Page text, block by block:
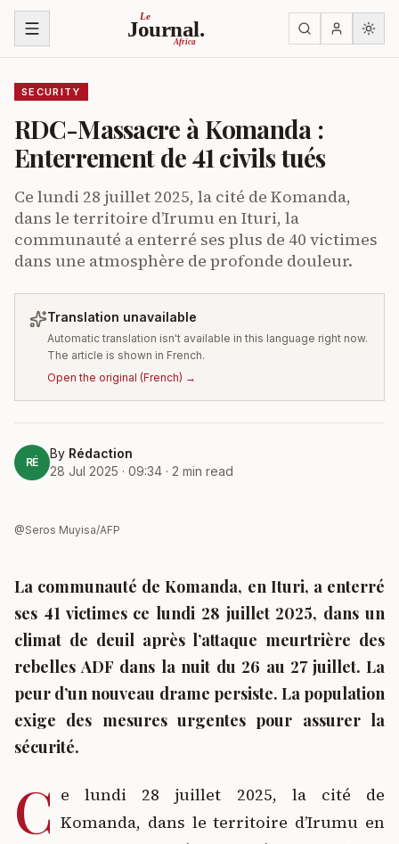
Skip to content Le
Journal.
Africa
SECURITY
RDC-Massacre à Komanda :
Enterrement de 41 civils tués
Ce lundi 28 juillet 2025, la cité de Komanda,
dans le territoire d’Irumu en Ituri, la
communauté a enterré ses plus de 40 victimes
dans une atmosphère de profonde douleur.
Translation unavailable
Automatic translation isn't available in this language right now.
The article is shown in French.
Open the original (French) →
RÉ
By Rédaction
28 Jul 2025 · 09:34 · 2 min read
@Seros Muyisa/AFP
La communauté de Komanda, en Ituri, a enterré
ses 41 victimes ce lundi 28 juillet 2025, dans un
climat de deuil après l’attaque meurtrière des
rebelles ADF dans la nuit du 26 au 27 juillet. La
peur d’un nouveau drame persiste. La population
exige des mesures urgentes pour assurer la
sécurité.
C e lundi 28 juillet 2025, la cité de
Komanda, dans le territoire d’Irumu en